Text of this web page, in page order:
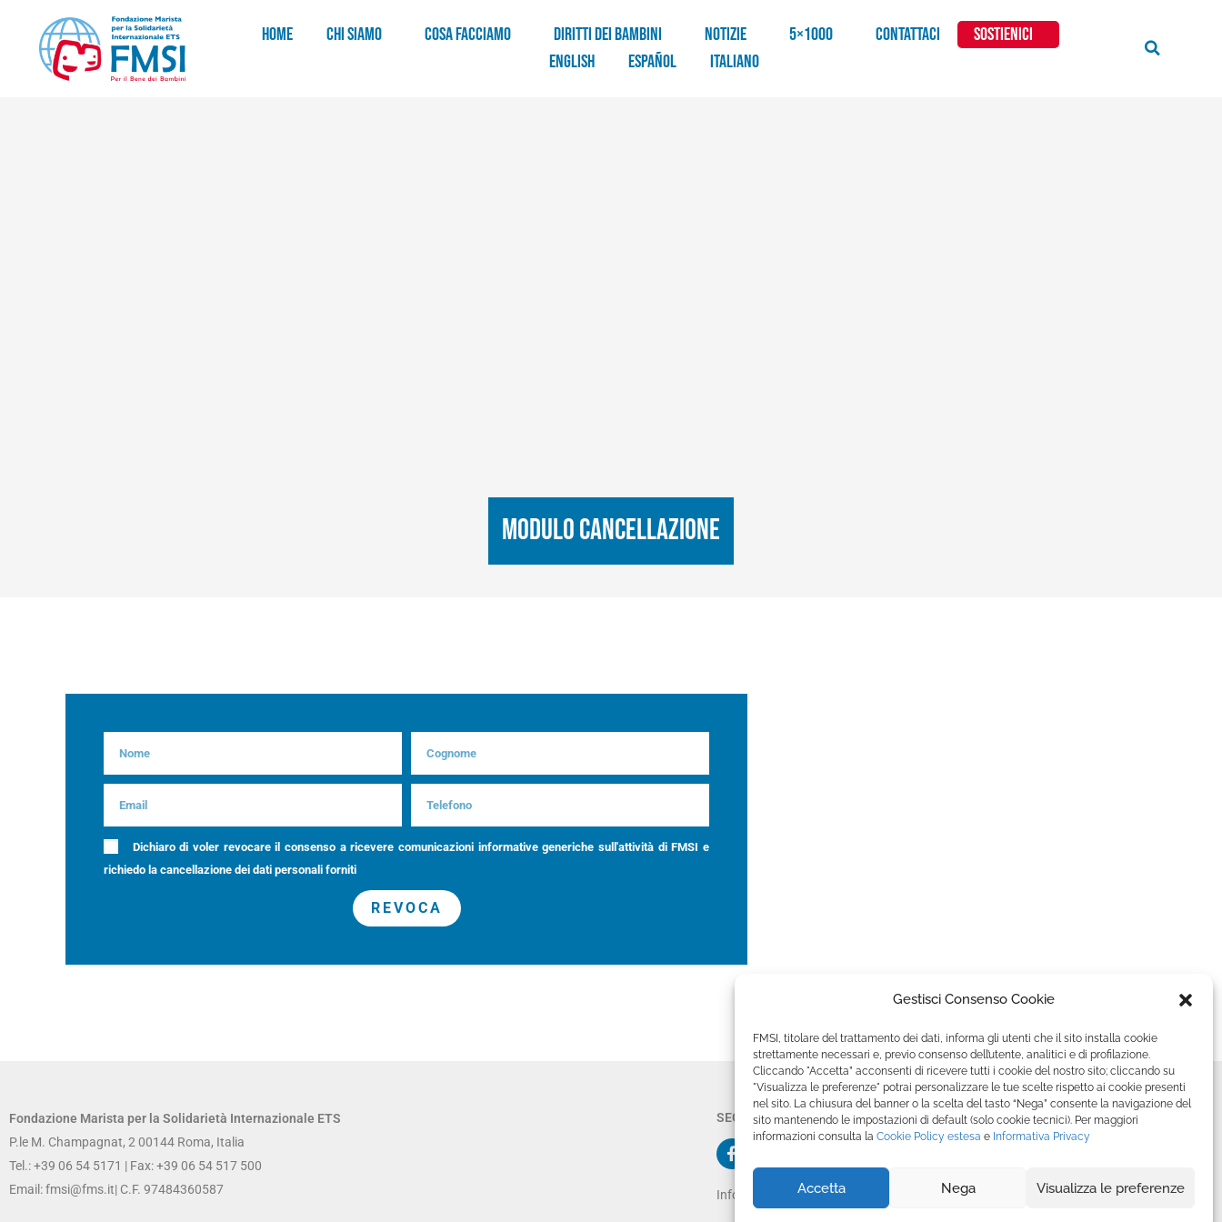
Gestisci Consenso Cookie
FMSI, titolare del trattamento dei dati, informa gli utenti che il sito installa cookie
strettamente necessari e, previo consenso dell’utente, analitici e di profilazione.
Cliccando "Accetta” acconsenti di ricevere tutti i cookie del nostro sito; cliccando su
"Visualizza le preferenze" potrai personalizzare le tue scelte rispetto ai cookie presenti
nel sito. La chiusura del banner o la scelta del tasto “Nega” consente la navigazione del
sito mantenendo le impostazioni di default (solo cookie tecnici). Per maggiori
informazioni consulta la Cookie Policy estesa e Informativa Privacy
Accetta Nega Visualizza le preferenze
HOME CHI SIAMO COSA FACCIAMO DIRITTI DEI BAMBINI NOTIZIE 5×1000 CONTATTACI
SOSTIENICI
English
Español Italiano
MODULO CANCELLAZIONE
Dichiaro di voler revocare il consenso a ricevere comunicazioni informative generiche sull'attività di FMSI e
richiedo la cancellazione dei dati personali forniti
REVOCA
Fondazione Marista per la Solidarietà Internazionale ETS
P.le M. Champagnat, 2 00144 Roma, Italia
Tel.: +39 06 54 5171 | Fax: +39 06 54 517 500
Email:fmsi@fms.it| C.F. 97484360587
SEGUICI SU:
Informativa Privacy